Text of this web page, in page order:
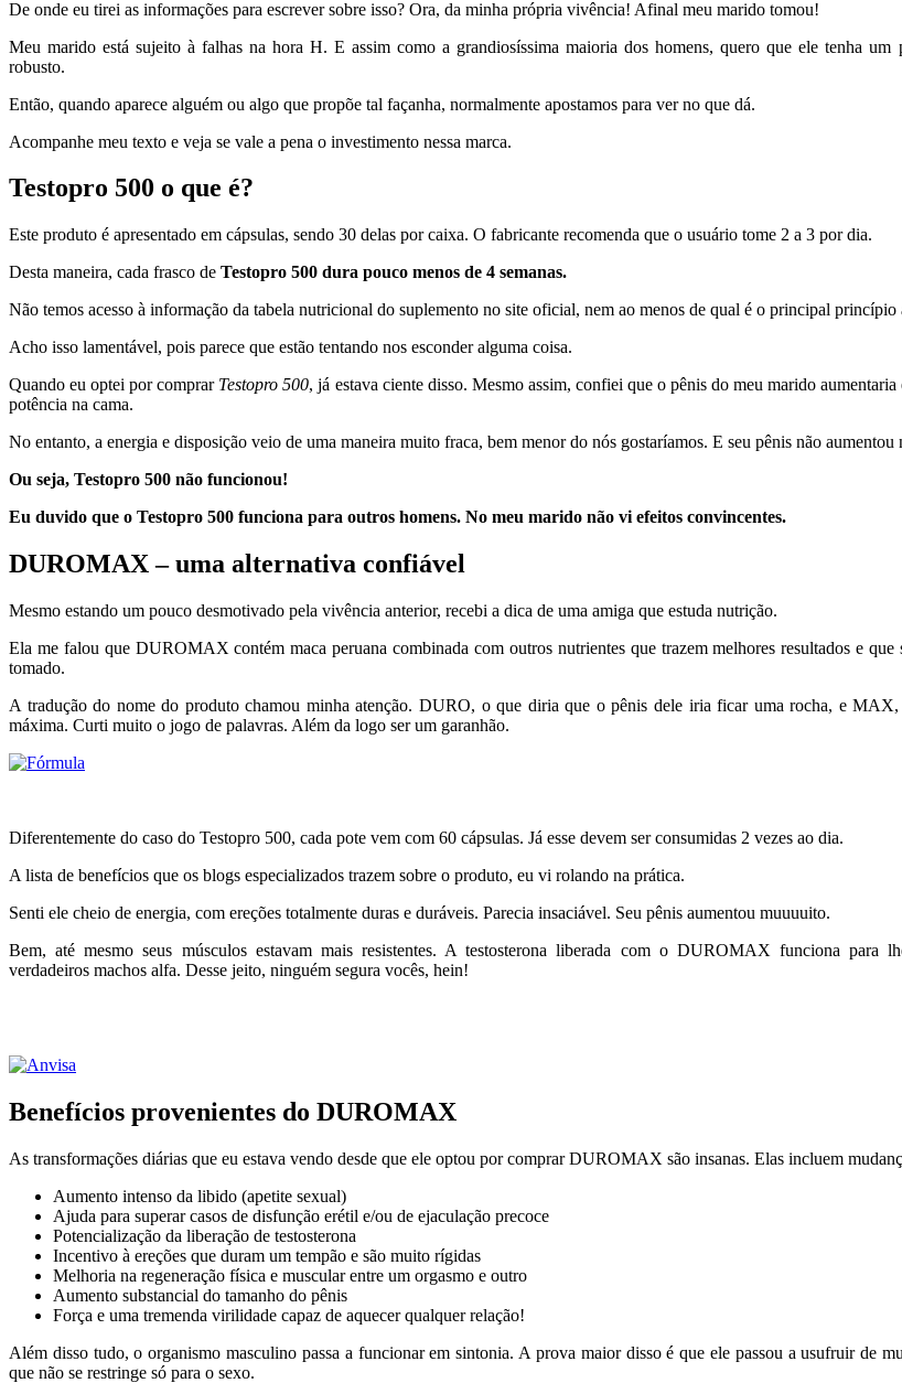
De onde eu tirei as informações para escrever sobre isso? Ora, da minha própria vivência! Afinal meu marido tomou!
Meu marido está sujeito à falhas na hora H. E assim como a grandiosíssima maioria dos homens, quero que ele tenha um
robusto.
Então, quando aparece alguém ou algo que propõe tal façanha, normalmente apostamos para ver no que dá.
Acompanhe meu texto e veja se vale a pena o investimento nessa marca.
Testopro 500 o que é?
Este produto é apresentado em cápsulas, sendo 30 delas por caixa. O fabricante recomenda que o usuário tome 2 a 3 por dia.
Desta maneira, cada frasco de Testopro 500 dura pouco menos de 4 semanas.
Não temos acesso à informação da tabela nutricional do suplemento no site oficial, nem ao menos de qual é o principal princípio
Acho isso lamentável, pois parece que estão tentando nos esconder alguma coisa.
Quando eu optei por comprar Testopro 500, já estava ciente disso. Mesmo assim, confiei que o pênis do meu marido aumentaria
potência na cama.
No entanto, a energia e disposição veio de uma maneira muito fraca, bem menor do nós gostaríamos. E seu pênis não aumentou
Ou seja, Testopro 500 não funcionou!
Eu duvido que o Testopro 500 funciona para outros homens. No meu marido não vi efeitos convincentes.
DUROMAX – uma alternativa confiável
Mesmo estando um pouco desmotivado pela vivência anterior, recebi a dica de uma amiga que estuda nutrição.
Ela me falou que DUROMAX contém maca peruana combinada com outros nutrientes que trazem melhores resultados e que
tomado.
A tradução do nome do produto chamou minha atenção. DURO, o que diria que o pênis dele iria ficar uma rocha, e MAX,
máxima. Curti muito o jogo de palavras. Além da logo ser um garanhão.
Diferentemente do caso do Testopro 500, cada pote vem com 60 cápsulas. Já esse devem ser consumidas 2 vezes ao dia.
A lista de benefícios que os blogs especializados trazem sobre o produto, eu vi rolando na prática.
Senti ele cheio de energia, com ereções totalmente duras e duráveis. Parecia insaciável. Seu pênis aumentou muuuuito.
Bem, até mesmo seus músculos estavam mais resistentes. A testosterona liberada com o DUROMAX funciona para
verdadeiros machos alfa. Desse jeito, ninguém segura vocês, hein!
Benefícios provenientes do DUROMAX
As transformações diárias que eu estava vendo desde que ele optou por comprar DUROMAX são insanas. Elas incluem
Aumento intenso da libido (apetite sexual)
Ajuda para superar casos de disfunção erétil e/ou de ejaculação precoce
Potencialização da liberação de testosterona
Incentivo à ereções que duram um tempão e são muito rígidas
Melhoria na regeneração física e muscular entre um orgasmo e outro
Aumento substancial do tamanho do pênis
Força e uma tremenda virilidade capaz de aquecer qualquer relação!
Além disso tudo, o organismo masculino passa a funcionar em sintonia. A prova maior disso é que ele passou a usufruir de
que não se restringe só para o sexo.